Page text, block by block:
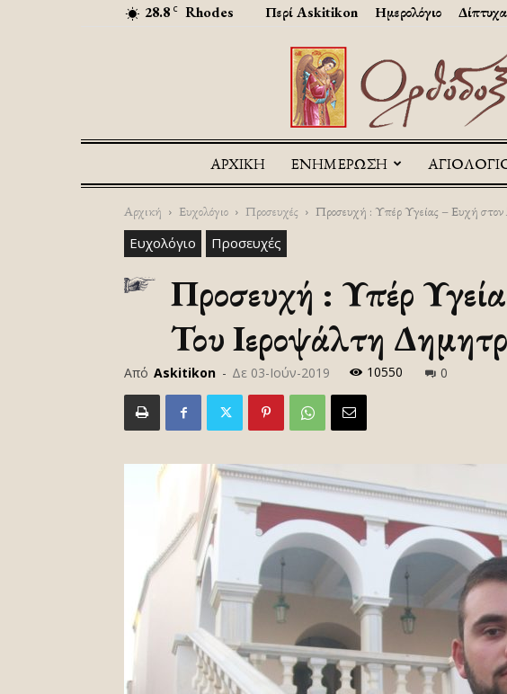
28.8 C Rhodes Περί Askitikon Ημερολόγιο
ΑΡΧΙΚΉ ΕΝΗΜΕΡΩΣΗ
Αρχική Ευχολόγιο Προσευχές Προσευχή : Υπέρ Υγείας – Ευχή στον
Ευχολόγιο Προσευχές
Προσευχή : Υπέρ
Του Ιεροψάλτη
Από Askitikon - Δε 03-Ιούν-2019 10550 0